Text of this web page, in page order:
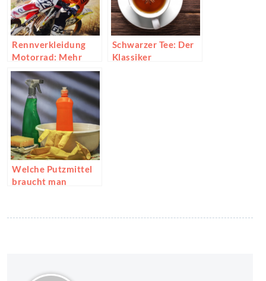
Rennverkleidung
Motorrad: Mehr
Geschwindigkeit
und besseres
Fahrgefühl
Schwarzer Tee: Der
Klassiker
Welche Putzmittel
braucht man